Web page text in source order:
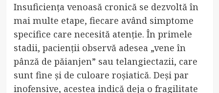
Insuficiența venoasă cronică se dezvoltă în
mai multe etape, fiecare având simptome
specifice care necesită atenție. În primele
stadii, pacienții observă adesea „vene în
pânză de păianjen” sau telangiectazii, care
sunt fine și de culoare roșiatică. Deși par
inofensive, acestea indică deja o fragilitate